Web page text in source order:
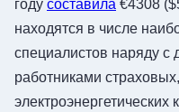
году составила €4308
находятся в числе
специалистов наряду
работниками
электроэнергетических